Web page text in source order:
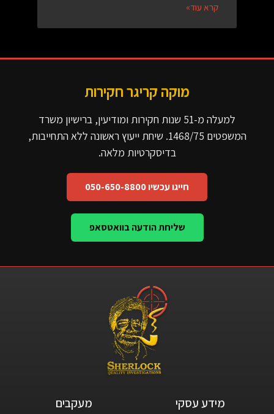
קרא עוד»
מוקה קריגר חקירות
למעלה מ-51 שנות חקירות ומודיעין, ברישיון משרד
המשפטים 1468/75. שיחת ייעוץ ראשונה ללא התחייבות,
בדיסקרטיות מלאה.
חייגו עכשיו 050-650-8800
שליחת הודעה בוואטסאפ
מעקבים​ מידע עסקי​